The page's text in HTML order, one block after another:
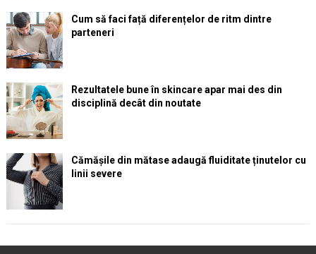
Cum să faci față diferențelor de ritm dintre
parteneri
Rezultatele bune în skincare apar mai des din
disciplină decât din noutate
Cămășile din mătase adaugă fluiditate ținutelor cu
linii severe